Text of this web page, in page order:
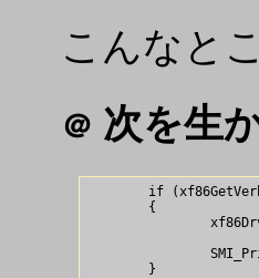
こんなと
＠ 次を生
if
        {
        }